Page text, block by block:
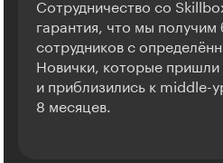
Сотрудничество со
гарантия, что мы получим
сотрудников с
Новички, которые
и приблизились к middle-
8 месяцев.